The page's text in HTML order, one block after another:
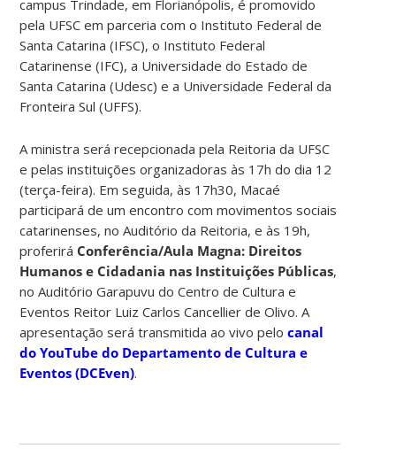
campus Trindade, em Florianópolis, é promovido
pela UFSC em parceria com o Instituto Federal de
Santa Catarina (IFSC), o Instituto Federal
Catarinense (IFC), a Universidade do Estado de
Santa Catarina (Udesc) e a Universidade Federal da
Fronteira Sul (UFFS).
A ministra será recepcionada pela Reitoria da UFSC
e pelas instituições organizadoras às 17h do dia 12
(terça-feira). Em seguida, às 17h30, Macaé
participará de um encontro com movimentos sociais
catarinenses, no Auditório da Reitoria, e às 19h,
proferirá Conferência/Aula Magna: Direitos
Humanos e Cidadania nas Instituições Públicas,
no Auditório Garapuvu do Centro de Cultura e
Eventos Reitor Luiz Carlos Cancellier de Olivo. A
apresentação será transmitida ao vivo pelocanal
do YouTube do Departamento de Cultura e
Eventos (DCEven).